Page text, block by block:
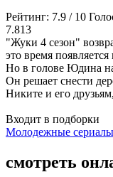
Рейтинг: 7.9 / 10
7.813
"Жуки 4 сезон"
это время
Но в голове Юдина
Он решает снести
Никите и его
Входит в подборки
Молодежные сериалы
смотреть